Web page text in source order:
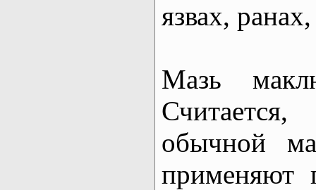
язвах,
Мазь
обычной
применяют